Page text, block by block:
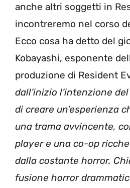
anche altri soggetti in
incontreremo nel corso
Ecco cosa ha detto del
Kobayashi, esponente
produzione di Resident
dall’inizio l’intenzione
di creare un’esperienza
una trama avvincente,
player e una co-op
dalla costante horror.
fusione horror